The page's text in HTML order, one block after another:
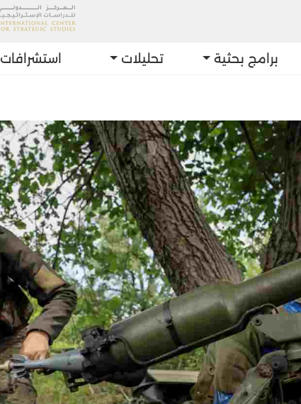
برامج بحثية تحليلات استشرافات